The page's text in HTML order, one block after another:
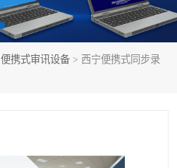
便携式审讯设备 > 西宁便携式同步录
语音识别